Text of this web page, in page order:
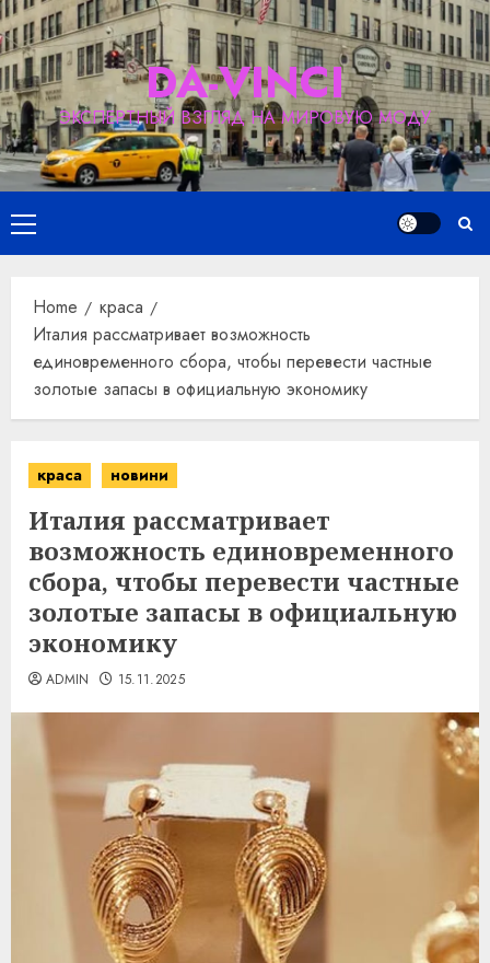
Skip
to
content
DA-VINCI
ЭКСПЕРТНЫЙ ВЗГЛЯД НА МИРОВУЮ МОДУ
Primary
Menu
Home
краса
Италия рассматривает возможность
единовременного сбора, чтобы перевести частные
золотые запасы в официальную экономику
краса новини
Италия рассматривает
возможность единовременного
сбора, чтобы перевести частные
золотые запасы в официальную
экономику
ADMIN 15.11.2025